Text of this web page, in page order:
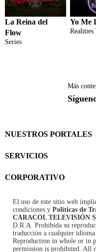
La Reina del
Flow
Series
Yo Me
Realities
Más
NUESTROS PORTALES
SERVICIOS
CORPORATIVO
El uso de este sitio web
condiciones y Políticas de
CARACOL TELEVISIÓN
D.R.A. Prohibida su
traducción a cualquier
Reproduction in whole or in
permission is prohibited. All